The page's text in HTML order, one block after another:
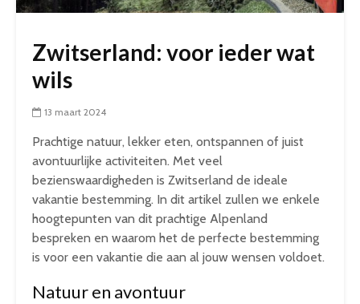
Zwitserland: voor ieder wat
wils
13 maart 2024
Prachtige natuur, lekker eten, ontspannen of juist
avontuurlijke activiteiten. Met veel
bezienswaardigheden is Zwitserland de ideale
vakantie bestemming. In dit artikel zullen we enkele
hoogtepunten van dit prachtige Alpenland
bespreken en waarom het de perfecte bestemming
is voor een vakantie die aan al jouw wensen voldoet.
Natuur en avontuur